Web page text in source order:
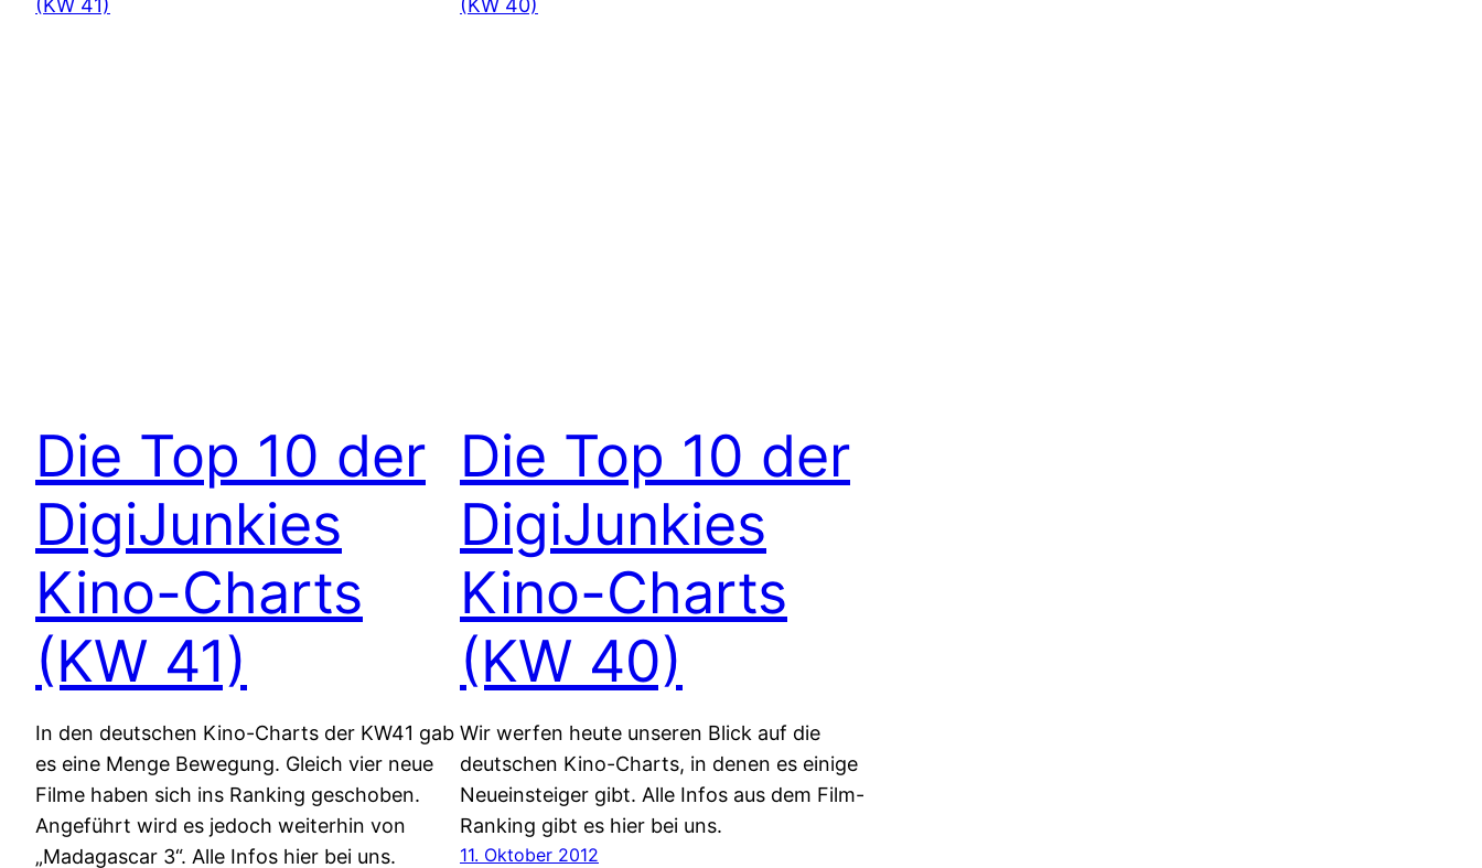
Die Top 10 der
DigiJunkies
Kino-Charts
(KW 41)
In den deutschen Kino-Charts der KW41 gab
es eine Menge Bewegung. Gleich vier neue
Filme haben sich ins Ranking geschoben.
Angeführt wird es jedoch weiterhin von
„Madagascar 3“. Alle Infos hier bei uns.
Die Top 10 der
DigiJunkies
Kino-Charts
(KW 40)
Wir werfen heute unseren Blick auf die
deutschen Kino-Charts, in denen es einige
Neueinsteiger gibt. Alle Infos aus dem Film-
Ranking gibt es hier bei uns.
11. Oktober 2012